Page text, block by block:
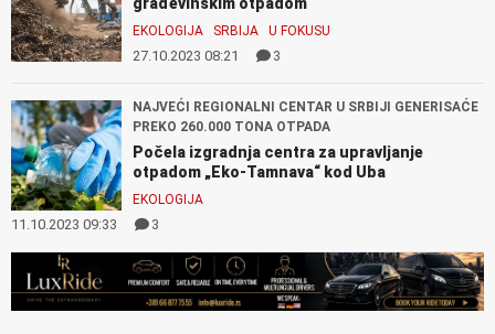
EKOLOGIJA SRBIJA U FOKUSU
27.10.2023 08:21 3
NAJVEĆI REGIONALNI CENTAR U SRBIJI GENERISAĆE
PREKO 260.000 TONA OTPADA
Počela izgradnja centra za upravljanje
otpadom „Eko-Tamnava“ kod Uba
EKOLOGIJA
11.10.2023 09:33 3